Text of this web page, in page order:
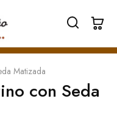
Matizada
con Seda